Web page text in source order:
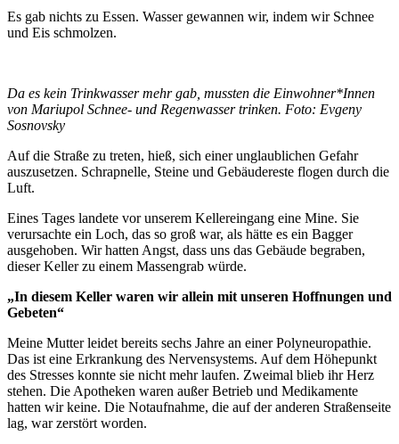
Es gab nichts zu Essen. Wasser gewannen wir, indem wir Schnee
und Eis schmolzen.
Da es kein Trinkwasser mehr gab, mussten die Einwohner*Innen
von Mariupol Schnee- und Regenwasser trinken. Foto: Evgeny
Sosnovsky
Auf die Straße zu treten, hieß, sich einer unglaublichen Gefahr
auszusetzen. Schrapnelle, Steine und Gebäudereste flogen durch die
Luft.
Eines Tages landete vor unserem Kellereingang eine Mine. Sie
verursachte ein Loch, das so groß war, als hätte es ein Bagger
ausgehoben. Wir hatten Angst, dass uns das Gebäude begraben,
dieser Keller zu einem Massengrab würde.
„In diesem Keller waren wir allein mit unseren Hoffnungen und
Gebeten“
Meine Mutter leidet bereits sechs Jahre an einer Polyneuropathie.
Das ist eine Erkrankung des Nervensystems. Auf dem Höhepunkt
des Stresses konnte sie nicht mehr laufen. Zweimal blieb ihr Herz
stehen. Die Apotheken waren außer Betrieb und Medikamente
hatten wir keine. Die Notaufnahme, die auf der anderen Straßenseite
lag, war zerstört worden.